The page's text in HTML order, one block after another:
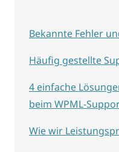
Bekannte Fehler
Häufig gestellte
4 einfache
beim WPML-
Wie wir